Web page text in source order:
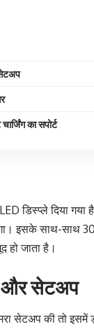
का सपोर्ट
डिस्प्ले दिया
इसके साथ-साथ
हो जाता है।
और सेटअप
सेटअप की तो इसमें